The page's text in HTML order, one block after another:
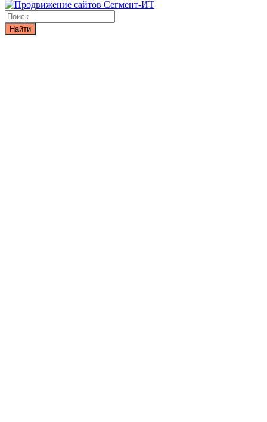
Найти